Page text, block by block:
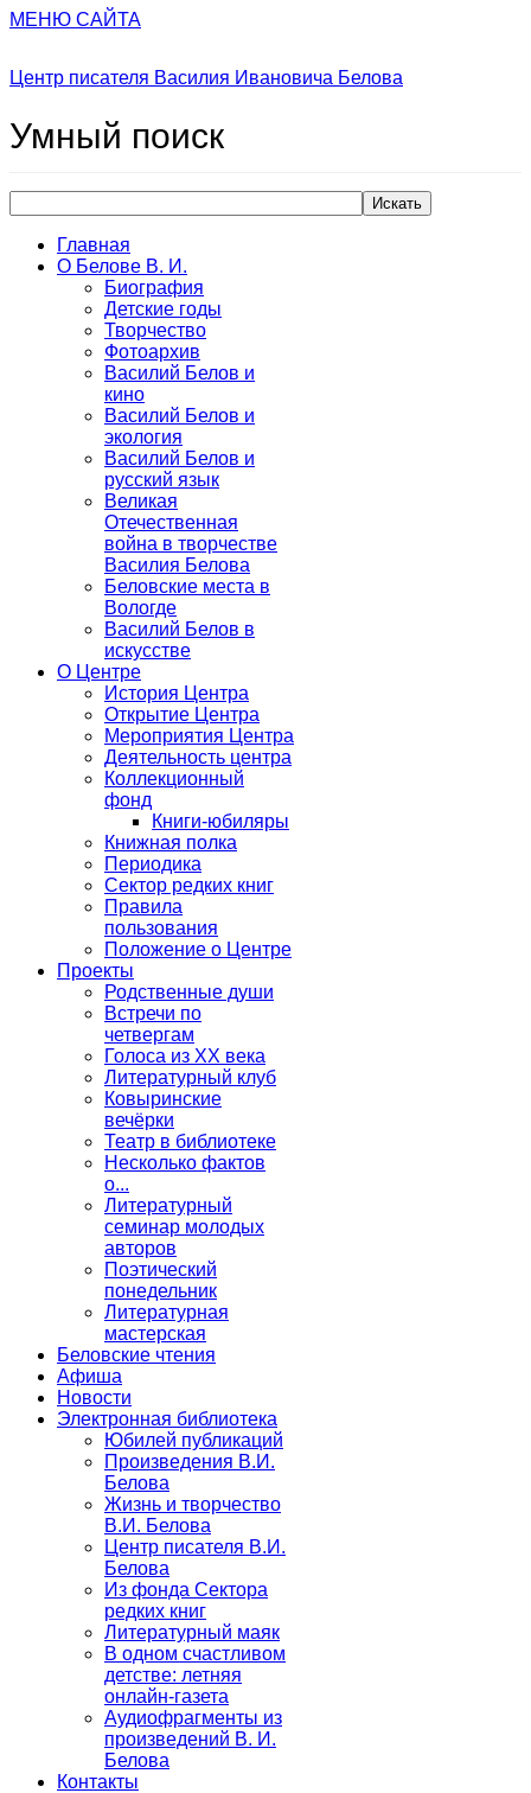
МЕНЮ САЙТА
Центр писателя Василия Ивановича Белова
Умный поиск
Искать
Главная
О Белове В. И.
Биография
Детские годы
Творчество
Фотоархив
Василий Белов и
кино
Василий Белов и
экология
Василий Белов и
русский язык
Великая
Отечественная
война в творчестве
Василия Белова
Беловские места в
Вологде
Василий Белов в
искусстве
О Центре
История Центра
Открытие Центра
Мероприятия Центра
Деятельность центра
Коллекционный
фонд
Книги-юбиляры
Книжная полка
Периодика
Сектор редких книг
Правила
пользования
Положение о Центре
Проекты
Родственные души
Встречи по
четвергам
Голоса из ХХ века
Литературный клуб
Ковыринские
вечёрки
Театр в библиотеке
Несколько фактов
о...
Литературный
семинар молодых
авторов
Поэтический
понедельник
Литературная
мастерская
Беловские чтения
Афиша
Новости
Электронная библиотека
Юбилей публикаций
Произведения В.И.
Белова
Жизнь и творчество
В.И. Белова
Центр писателя В.И.
Белова
Из фонда Сектора
редких книг
Литературный маяк
В одном счастливом
детстве: летняя
онлайн-газета
Аудиофрагменты из
произведений В. И.
Белова
Контакты